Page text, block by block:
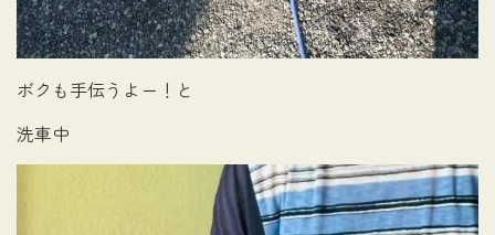
ボクも手伝うよー！と
洗車中